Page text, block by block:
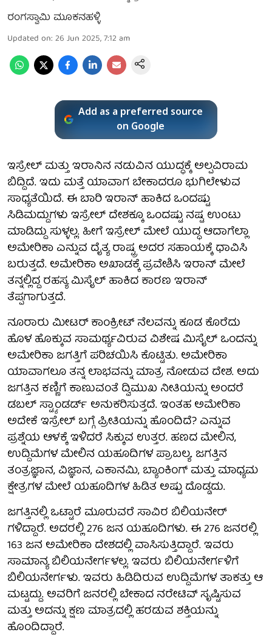
ರಂಗಸ್ವಾಮಿ ಮೂಕನಹಳ್ಳಿ
Updated on: 26 Jun 2025, 7:12 am
Add as a preferred source
on Google
ಇಸ್ರೇಲ್ ಮತ್ತು ಇರಾನಿನ ನಡುವಿನ ಯುದ್ಧಕ್ಕೆ ಅಲ್ಪವಿರಾಮ
ಬಿದ್ದಿದೆ. ಇದು ಮತ್ತೆ ಯಾವಾಗ ಬೇಕಾದರೂ ಭುಗಿಲೇಳುವ
ಸಾಧ್ಯತೆಯಿದೆ. ಈ ಬಾರಿ ಇರಾನ್ ಹಾಕಿದ ಒಂದಷ್ಟು
ಸಿಡಿಮದ್ದುಗಳು ಇಸ್ರೇಲ್ ದೇಶಕ್ಕೂ ಒಂದಷ್ಟು ನಷ್ಟ ಉಂಟು
ಮಾಡಿದ್ದು ಸುಳ್ಳಲ್ಲ. ಹೀಗೆ ಇಸ್ರೇಲ್ ಮೇಲೆ ಯುದ್ಧ ಆದಾಗೆಲ್ಲಾ
ಅಮೇರಿಕಾ ಎನ್ನುವ ದೈತ್ಯ ರಾಷ್ಟ್ರ ಅದರ ಸಹಾಯಕ್ಕೆ ಧಾವಿಸಿ
ಬರುತ್ತದೆ. ಅಮೇರಿಕಾ ಅಖಾಡಕ್ಕೆ ಪ್ರವೇಶಿಸಿ ಇರಾನ್ ಮೇಲೆ
ತನ್ನಲ್ಲಿದ್ದ ರಹಸ್ಯ ಮಿಸೈಲ್ ಹಾಕಿದ ಕಾರಣ ಇರಾನ್
ತೆಪ್ಪಗಾಗುತ್ತದೆ.
ನೂರಾರು ಮೀಟರ್ ಕಾಂಕ್ರೀಟ್ ನೆಲವನ್ನು ಕೂಡ ಕೊರೆದು
ಹೊಳ ಹೊಕ್ಕುವ ಸಾಮರ್ಥ್ಯವಿರುವ ವಿಶೇಷ ಮಿಸೈಲ್ ಒಂದನ್ನು
ಅಮೇರಿಕಾ ಜಗತ್ತಿಗೆ ಪರಿಚಯಿಸಿ ಕೊಟ್ಟಿತು. ಅಮೇರಿಕಾ
ಯಾವಾಗಲೂ ತನ್ನ ಲಾಭವನ್ನು ಮಾತ್ರ ನೋಡುವ ದೇಶ. ಅದು
ಜಗತ್ತಿನ ಕಣ್ಣಿಗೆ ಕಾಣುವಂತೆ ದ್ವಿಮುಖ ನೀತಿಯನ್ನು ಅಂದರೆ
ಡಬಲ್ ಸ್ಟ್ಯಾಂಡರ್ಡ್ ಅನುಕರಿಸುತ್ತದೆ. ಇಂತಹ ಅಮೇರಿಕಾ
ಅದೇಕೆ ಇಸ್ರೇಲ್ ಬಗ್ಗೆ ಪ್ರೀತಿಯನ್ನು ಹೊಂದಿದೆ? ಎನ್ನುವ
ಪ್ರಶ್ನೆಯ ಆಳಕ್ಕೆ ಇಳಿದರೆ ಸಿಕ್ಕುವ ಉತ್ತರ. ಹಣದ ಮೇಲಿನ,
ಉದ್ದಿಮೆಗಳ ಮೇಲಿನ ಯಹೂದಿಗಳ ಪ್ರಾಬಲ್ಯ. ಜಗತ್ತಿನ
ತಂತ್ರಜ್ಞಾನ, ವಿಜ್ಞಾನ, ಎಕಾನಮಿ, ಬ್ಯಾಂಕಿಂಗ್ ಮತ್ತು ಮಾಧ್ಯಮ
ಕ್ಷೇತ್ರಗಳ ಮೇಲೆ ಯಹೂದಿಗಳ ಹಿಡಿತ ಅಷ್ಟು ದೊಡ್ಡದು.
ಜಗತ್ತಿನಲ್ಲಿ ಒಟ್ಟಾರೆ ಮೂರುವರೆ ಸಾವಿರ ಬಿಲಿಯನೇರ್
ಗಳಿದ್ದಾರೆ. ಅದರಲ್ಲಿ 276 ಜನ ಯಹೂದಿಗಳು. ಈ 276 ಜನರಲ್ಲಿ
163 ಜನ ಅಮೇರಿಕಾ ದೇಶದಲ್ಲಿ ವಾಸಿಸುತ್ತಿದ್ದಾರೆ. ಇವರು
ಸಾಮಾನ್ಯ ಬಿಲಿಯನೇರ್ಗಳಲ್ಲ. ಇವರು ಬಿಲಿಯನೇರ್ಗಳಿಗೆ
ಬಿಲಿಯನೇರ್ಗಳು. ಇವರು ಹಿಡಿದಿರುವ ಉದ್ದಿಮೆಗಳ ತಾಕತ್ತು ಆ
ಮಟ್ಟದ್ದು. ಅವರಿಗೆ ಜನರಲ್ಲಿ ಬೇಕಾದ ನರೇಟಿವ್ ಸೃಷ್ಟಿಸುವ
ಮತ್ತು ಅದನ್ನು ಕ್ಷಣ ಮಾತ್ರದಲ್ಲಿ ಹರಡುವ ಶಕ್ತಿಯನ್ನು
ಹೊಂದಿದ್ದಾರೆ.